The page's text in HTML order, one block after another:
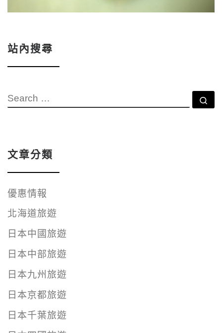
站內搜尋
SEARCH
文章分類
優惠情報
北海道旅遊
日本中國旅遊
日本中部旅遊
日本九州旅遊
日本京都旅遊
日本千葉旅遊